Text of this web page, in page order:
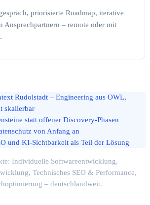
priorisierte Roadmap, iterative
Ansprechpartnern – remote oder mit
Rudolstadt – Engineering aus OWL,
skalierbar
statt offener Discovery-Phasen
von Anfang an
und KI-Sichtbarkeit als Teil der Lösung
Individuelle Softwareentwicklung,
Technisches SEO & Performance,
– deutschlandweit.